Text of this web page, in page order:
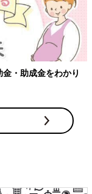
・助成金をわかり